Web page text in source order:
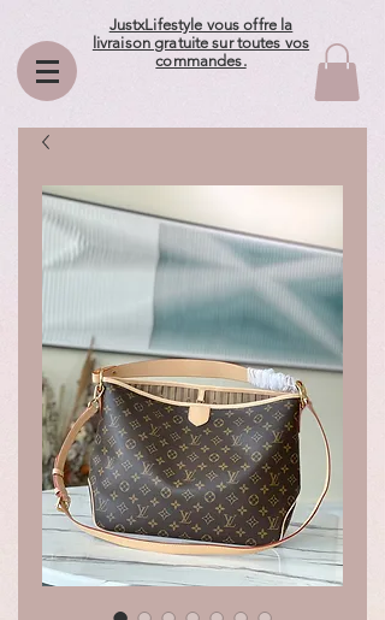
JustxLifestyle vous offre la
livraison gratuite sur toutes vos
commandes.